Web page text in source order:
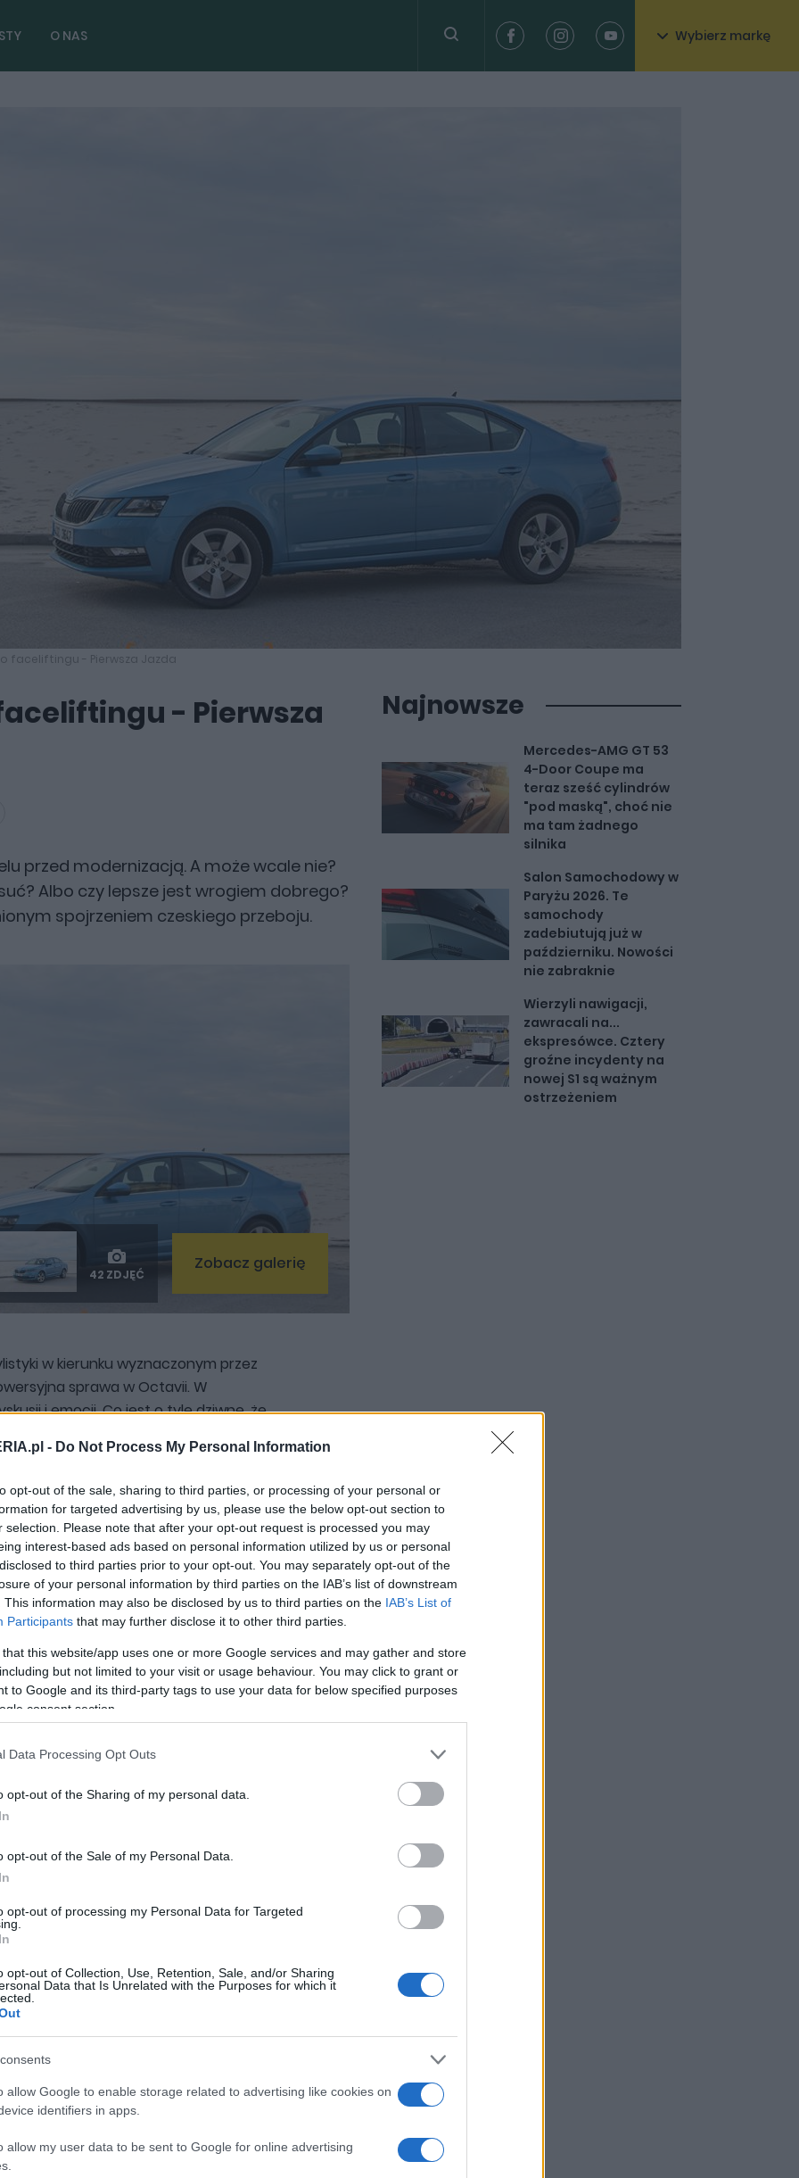
- Do Not Process My Personal Information
opt-out of the sale, sharing to third parties, or processing of your personal or
for targeted advertising by us, please use the below opt-out section to
selection. Please note that after your opt-out request is processed you may
interest-based ads based on personal information utilized by us or personal
to third parties prior to your opt-out. You may separately opt-out of the
of your personal information by third parties on the IAB’s list of downstream
This information may also be disclosed by us to third parties on the IAB’s List of
Participants that may further disclose it to other third parties.
that this website/app uses one or more Google services and may gather and store
but not limited to your visit or usage behaviour. You may click to grant or
to Google and its third-party tags to use your data for below specified purposes
consent section.
Data Processing Opt Outs
opt-out of the Sharing of my personal data.
opt-out of the Sale of my Personal Data.
opt-out of processing my Personal Data for Targeted
opt-out of Collection, Use, Retention, Sale, and/or Sharing
Data that Is Unrelated with the Purposes for which it
allow Google to enable storage related to advertising like cookies on
identifiers in apps.
allow my user data to be sent to Google for online advertising
O NAS Wybierz markę
faceliftingu - Pierwsza Jazda
- Pierwsza
przed modernizacją. A może wcale nie?
Albo czy lepsze jest wrogiem dobrego?
spojrzeniem czeskiego przeboju.
42 ZDJĘĆ
Zobacz galerię
w kierunku wyznaczonym przez
sprawa w Octavii. W
i emocji. Co jest o tyle dziwne, że
rzadko tak rozpala łącza i głowy
przyznać, że nie jestem fanem
na żywo sytuacja wygląda nieco
jaśniejszych lakierów.Za szkłami
nie ma już opcjonalnie
w ich miejsce pojawiły się
owe, które mają poprawić jakość
Wprowadzono także nowy wzór
zmieniono wypełnienie diodowych
dla marki jest teraz szeroką
zaokrąglonym kształcie.
naprawdę to modernizacja
wyposażenia. Jeśli
nieco tapicerkę, dodano jej
"ambientowe" oświetlenie z
wciąż jest całkiem niezła jeśli
Najnowsze
Mercedes-AMG GT 53
4-Door Coupe ma
teraz sześć cylindrów
"pod maską", choć nie
ma tam żadnego
silnika
Salon Samochodowy w
Paryżu 2026. Te
samochody
zadebiutują już w
październiku. Nowości
nie zabraknie
Wierzyli nawigacji,
zawracali na...
ekspresówce. Cztery
groźne incydenty na
nowej S1 są ważnym
ostrzeżeniem